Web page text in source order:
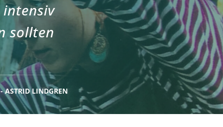
sollten
- ASTRID LINDGREN